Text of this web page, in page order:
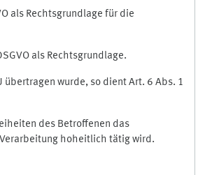
als Rechtsgrundlage für die
als Rechtsgrundlage.
wurde, so dient Art. 6 Abs. 1
des Betroffenen das
hoheitlich tätig wird.